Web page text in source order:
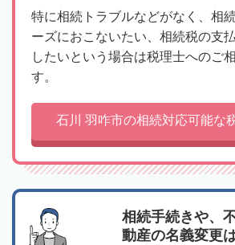
特に相続トラブルなどがなく、相
ーズにおこないたい、相続税の支
したいという場合は税理士へのご
す。
石川 羽咋市の相続対応可能な
相続手続きや、
動産の名義変更